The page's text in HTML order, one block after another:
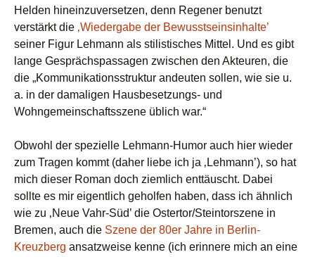
Helden hineinzuversetzen, denn Regener benutzt
verstärkt die ‚Wiedergabe der Bewusstseinsinhalte’
seiner Figur Lehmann als stilistisches Mittel. Und es gibt
lange Gesprächspassagen zwischen den Akteuren, die
die „Kommunikationsstruktur andeuten sollen, wie sie u.
a. in der damaligen Hausbesetzungs- und
Wohngemeinschaftsszene üblich war.“
Obwohl der spezielle Lehmann-Humor auch hier wieder
zum Tragen kommt (daher liebe ich ja ‚Lehmann’), so hat
mich dieser Roman doch ziemlich enttäuscht. Dabei
sollte es mir eigentlich geholfen haben, dass ich ähnlich
wie zu ‚Neue Vahr-Süd’ die Ostertor/Steintorszene in
Bremen, auch die Szene der 80er Jahre in Berlin-
Kreuzberg ansatzweise kenne (ich erinnere mich an eine